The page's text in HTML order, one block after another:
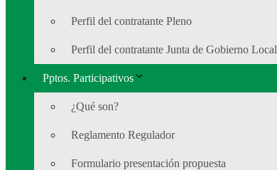
Perfil del contratante Pleno
Perfil del contratante Junta de Gobierno Local
Pptos. Participativos
¿Qué son?
Reglamento Regulador
Formulario presentación propuesta